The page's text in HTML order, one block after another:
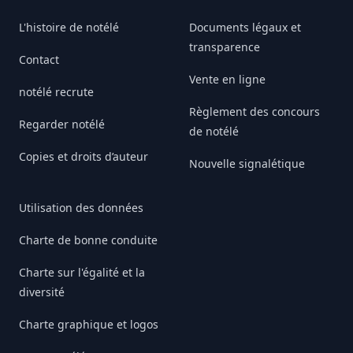
L'histoire de notélé
Contact
notélé recrute
Regarder notélé
Copies et droits d’auteur
Utilisation des données
Charte de bonne conduite
Charte sur l'égalité et la
diversité
Charte graphique et logos
Documents légaux et
transparence
Vente en ligne
Règlement des concours
de notélé
Nouvelle signalétique